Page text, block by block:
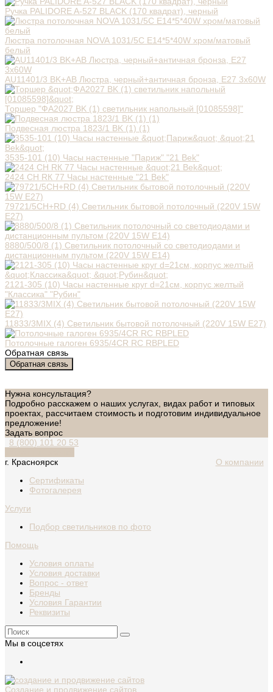
Ручка PALIDORE A-527 BLACK (170 квадрат), черный
Люстра потолочная NOVA 1031/5C E14*5*40W хром/матовый
белый
AU11401/3 BK+AB Люстра, черный+античная бронза, Е27 3х60W
Торшер "ФА2027 BK (1) светильник напольный [01085598]"
Подвесная люстра 1823/1 BK (1) (1)
3535-101 (10) Часы настенные "Париж" "21 Bek"
2424 СН RК 77 Часы настенные "21 Bek"
79721/5CH+RD (4) Светильник бытовой потолочный (220V 15W
E27)
8880/500/8 (1) Светильник потолочный со светодиодами и
дистанционным пультом (220V 15W E14)
2121-305 (10) Часы настенные круг d=21см, корпус желтый
"Классика" "Рубин"
11833/3MIX (4) Светильник бытовой потолочный (220V 15W E27)
Потолочные галоген 6935/4CR RC RBPLED
Обратная связь
Обратная связь
Нужна консультация?
Подробно расскажем о наших услугах, видах работ и типовых
проектах, рассчитаем стоимость и подготовим индивидуальное
предложение!
Задать вопрос
8 (800) 101 20 53
г. Красноярск
О компании
Сертификаты
Фотогалерея
Услуги
Подбор светильников по фото
Помощь
Условия оплаты
Условия доставки
Вопрос - ответ
Бренды
Условия Гарантии
Реквизиты
Мы в соцсетях
Создание и продвижение сайтов